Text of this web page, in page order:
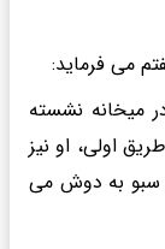
میخانه نشسته
اولی، او نیز
سبو به دوش می